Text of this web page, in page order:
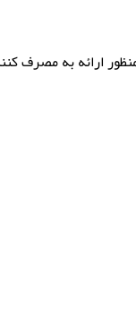
ارائه به مصرف